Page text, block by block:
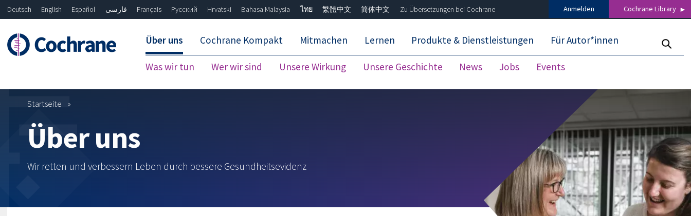
Deutsch English Español فارسی Français Русский Hrvatski Bahasa Malaysia ไทย 繁體中文 简体中文 Zu Übersetzungen bei Cochrane Anmelden Cochrane Library
Über uns
Was wir tun Wer wir sind Unsere Wirkung Unsere Geschichte News Jobs Events
Cochrane Kompakt Mitmachen Lernen Produkte & Dienstleistungen Für Autor*innen
Suchergebnisse schließen
Startseite
Über uns
Wir retten und verbessern Leben durch bessere Gesundheitsevidenz